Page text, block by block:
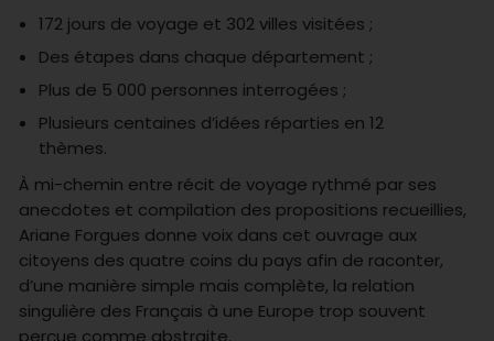
172 jours de voyage et 302 villes visitées ;
Des étapes dans chaque département ;
Plus de 5 000 personnes interrogées ;
Plusieurs centaines d’idées réparties en 12
thèmes.
À mi-chemin entre récit de voyage rythmé par ses
anecdotes et compilation des propositions recueillies,
Ariane Forgues donne voix dans cet ouvrage aux
citoyens des quatre coins du pays afin de raconter,
d’une manière simple mais complète, la relation
singulière des Français à une Europe trop souvent
perçue comme abstraite.